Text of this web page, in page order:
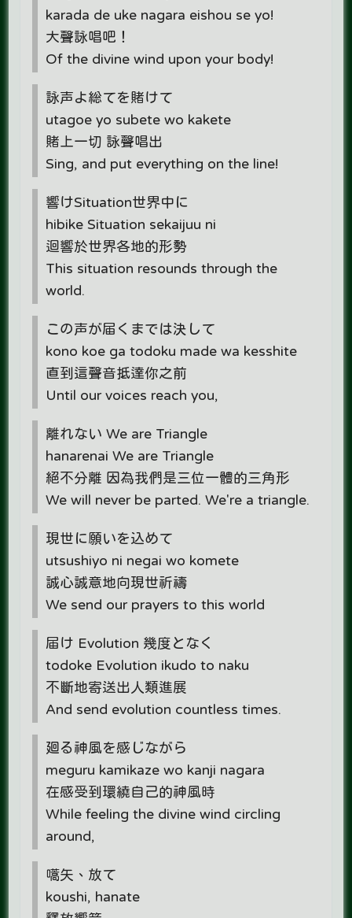
karada de uke nagara eishou se yo!
大聲詠唱吧！
Of the divine wind upon your body!
詠声よ総てを賭けて
utagoe yo subete wo kakete
賭上一切 詠聲唱出
Sing, and put everything on the line!
響けSituation世界中に
hibike Situation sekaijuu ni
迴響於世界各地的形勢
This situation resounds through the
world.
この声が届くまでは決して
kono koe ga todoku made wa kesshite
直到這聲音抵達你之前
Until our voices reach you,
離れない We are Triangle
hanarenai We are Triangle
絕不分離 因為我們是三位一體的三角形
We will never be parted. We're a triangle.
現世に願いを込めて
utsushiyo ni negai wo komete
誠心誠意地向現世祈禱
We send our prayers to this world
届け Evolution 幾度となく
todoke Evolution ikudo to naku
不斷地寄送出人類進展
And send evolution countless times.
廻る神風を感じながら
meguru kamikaze wo kanji nagara
在感受到環繞自己的神風時
While feeling the divine wind circling
around,
嚆矢、放て
koushi, hanate